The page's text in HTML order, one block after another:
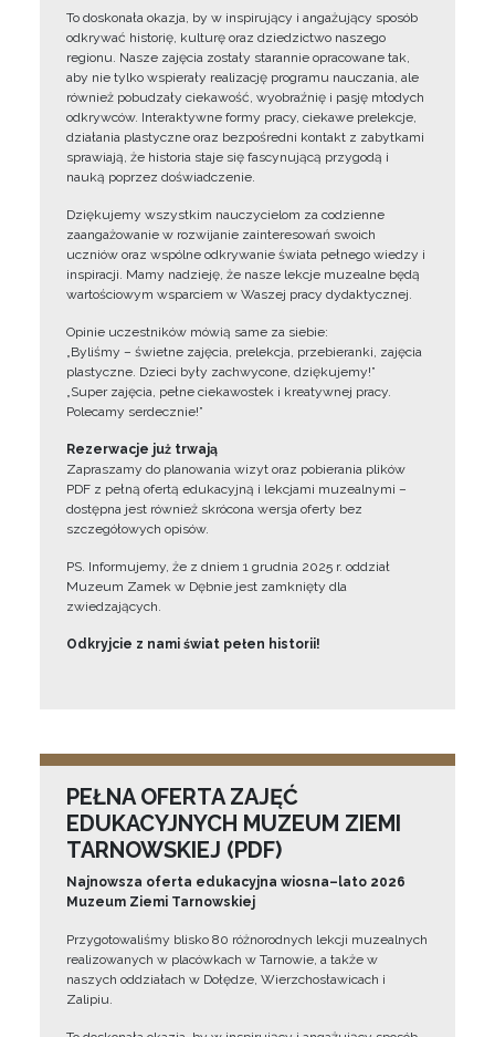
To doskonała okazja, by w inspirujący i angażujący sposób
odkrywać historię, kulturę oraz dziedzictwo naszego
regionu. Nasze zajęcia zostały starannie opracowane tak,
aby nie tylko wspierały realizację programu nauczania, ale
również pobudzały ciekawość, wyobraźnię i pasję młodych
odkrywców. Interaktywne formy pracy, ciekawe prelekcje,
działania plastyczne oraz bezpośredni kontakt z zabytkami
sprawiają, że historia staje się fascynującą przygodą i
nauką poprzez doświadczenie.
Dziękujemy wszystkim nauczycielom za codzienne
zaangażowanie w rozwijanie zainteresowań swoich
uczniów oraz wspólne odkrywanie świata pełnego wiedzy i
inspiracji. Mamy nadzieję, że nasze lekcje muzealne będą
wartościowym wsparciem w Waszej pracy dydaktycznej.
Opinie uczestników mówią same za siebie:
„Byliśmy – świetne zajęcia, prelekcja, przebieranki, zajęcia
plastyczne. Dzieci były zachwycone, dziękujemy!”
„Super zajęcia, pełne ciekawostek i kreatywnej pracy.
Polecamy serdecznie!”
Rezerwacje już trwają
Zapraszamy do planowania wizyt oraz pobierania plików
PDF z pełną ofertą edukacyjną i lekcjami muzealnymi –
dostępna jest również skrócona wersja oferty bez
szczegółowych opisów.
PS. Informujemy, że z dniem 1 grudnia 2025 r. oddział
Muzeum Zamek w Dębnie jest zamknięty dla
zwiedzających.
Odkryjcie z nami świat pełen historii!
PEŁNA OFERTA ZAJĘĆ
EDUKACYJNYCH MUZEUM ZIEMI
TARNOWSKIEJ (PDF)
Najnowsza oferta edukacyjna wiosna–lato 2026
Muzeum Ziemi Tarnowskiej
Przygotowaliśmy blisko 80 różnorodnych lekcji muzealnych
realizowanych w placówkach w Tarnowie, a także w
naszych oddziałach w Dołędze, Wierzchosławicach i
Zalipiu.